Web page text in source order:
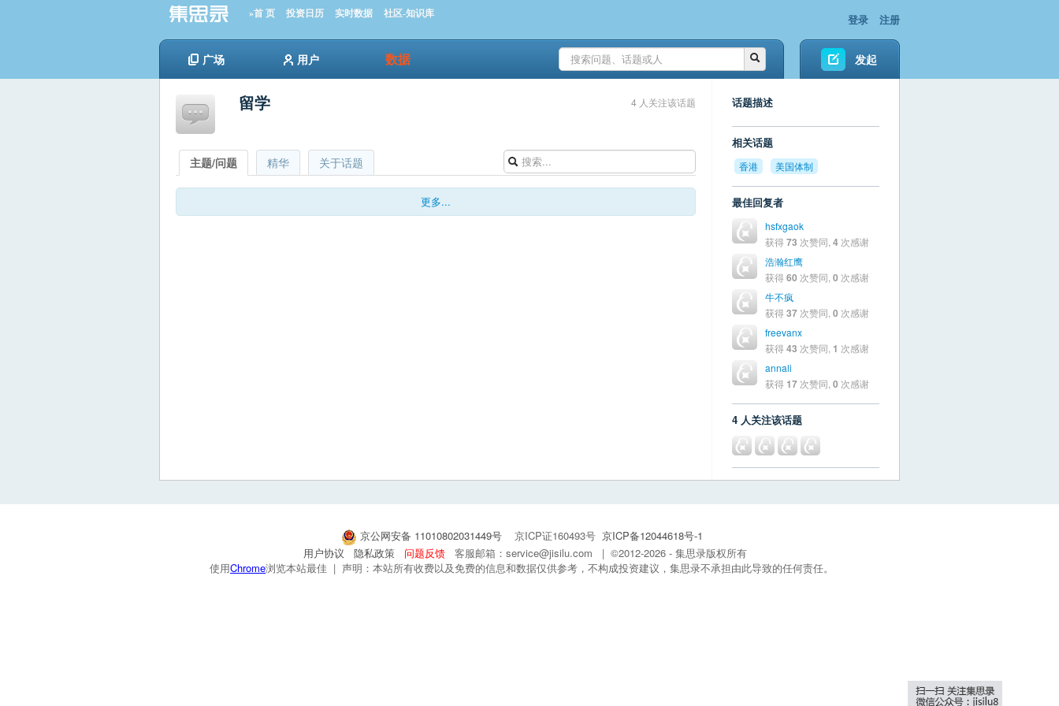
»首 页 投资日历 实时数据 社区-知识库 登录 注册
广场 用户 数据 发起
留学 4 人关注该话题
主题/问题 精华 关于话题
更多...
话题描述
相关话题
香港 美国体制
最佳回复者
hsfxgaok
获得73 次赞同, 4 次感谢
浩瀚红鹰
获得60 次赞同, 0 次感谢
牛不疯
获得37 次赞同, 0 次感谢
freevanx
获得43 次赞同, 1 次感谢
annali
获得 17 次赞同, 0 次感谢
4 人关注该话题
京公网安备 11010802031449号 京ICP证160493号 京ICP备12044618号-1
用户协议
隐私政策 问题反馈
客服邮箱：service@jisilu.com | ©2012-2026 - 集思录版权所有
使用Chrome浏览本站最佳 | 声明：本站所有收费以及免费的信息和数据仅供参考，不构成投资建议，集思录不承担由此导致的任何责任。